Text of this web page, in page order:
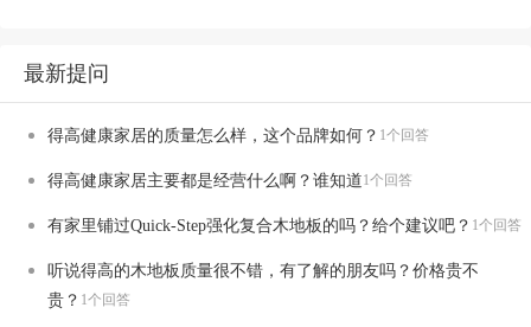
最新提问
得高健康家居的质量怎么样，这个品牌如何？ 1个回答
得高健康家居主要都是经营什么啊？谁知道1个回答
有家里铺过Quick-Step强化复合木地板的吗？给个建议吧？ 1个回答
听说得高的木地板质量很不错，有了解的朋友吗？价格贵不
贵？ 1个回答